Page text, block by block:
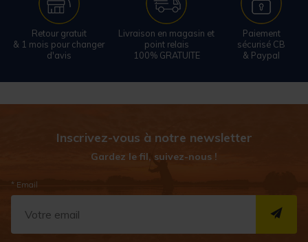
Retour gratuit
& 1 mois pour changer
d'avis
Livraison en magasin et
point relais
100% GRATUITE
Paiement
sécurisé CB
& Paypal
Inscrivez-vous à notre newsletter
Gardez le fil, suivez-nous !
* Email